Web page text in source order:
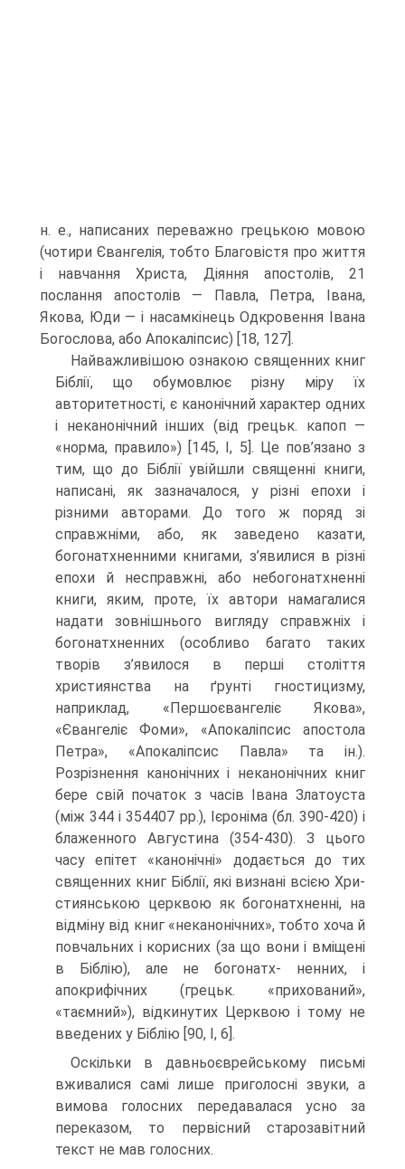
н. е., написаних переважно грецькою мовою
(чотири Євангелія, тобто Благовістя про життя
і навчання Христа, Діяння апостолів, 21
послання апостолів — Павла, Петра, Івана,
Якова, Юди — і насамкі­нець Одкровення Івана
Богослова, або Апокаліпсис) [18, 127].
Найважливішою ознакою священних книг
Біблії, що обумовлює різну міру їх
авторитетності, є канонічний характер одних
і неканонічний інших (від грецьк. капоп —
«норма, правило») [145, І, 5]. Це пов’язано з
тим, що до Біблії увійшли священні книги,
написані, як зазначалося, у різні епохи і
різними авторами. До того ж поряд зі
справжніми, або, як заведено казати,
богонатхненними книгами, з’явилися в різні
епохи й несправжні, або небогонатхненні
книги, яким, проте, їх автори намагалися
надати зовнішнього вигляду справжніх і
богонатхненних (особливо багато таких
творів з’явилося в перші століття
християнства на ґрунті гностицизму,
наприклад, «Першоєвангеліє Якова»,
«Євангеліє Фоми», «Апо­каліпсис апостола
Петра», «Апокаліпсис Павла» та ін.).
Розрізнення канонічних і неканонічних книг
бере свій початок з часів Івана Златоуста
(між 344 і 354­407 рр.), Ієроніма (бл. 390-420) і
блаженного Августина (354-430). З цього
часу епітет «канонічні» додається до тих
священних книг Біблії, які визнані всією Хри­
стиянською церквою як богонатхненні, на
відміну від книг «неканонічних», тобто хоча й
повчальних і корисних (за що вони і вміщені
в Біблію), але не богонатх- ненних, і
апокрифічних (грецьк. «прихований»,
«таємний»), відкинутих Церквою і тому не
введених у Біблію [90, І, 6].
Оскільки в давньоєврейському письмі
вживалися самі лише приголосні зву­ки, а
вимова голосних передавалася усно за
переказом, то первісний старозавіт­ний
текст не мав голосних.